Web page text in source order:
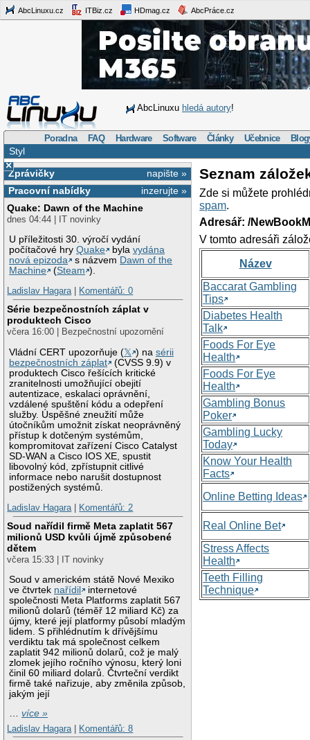
AbcLinuxu.cz ITBiz.cz HDmag.cz AbcPráce.cz
AbcLinuxu hledá autory!
Poradna FAQ Hardware Software Články Učebnice
Styl
×
napište »
Zprávičky
inzerujte »
Pracovní nabídky
Quake: Dawn of the Machine
dnes 04:44 | IT novinky
U příležitosti 30. výročí vydání
počítačové hryQuake bylavydána
nová epizoda
s názvem Dawn of the
Machine
(Steam ).
Ladislav Hagara| Komentářů: 0
Série bezpečnostních záplat v
produktech Cisco
včera 16:00 | Bezpečnostní upozornění
Vládní CERT upozorňuje (𝕏 ) nasérii
bezpečnostních záplat
(CVSS 9.9) v
produktech Cisco řešících kritické
zranitelnosti umožňující obejití
autentizace, eskalaci oprávnění,
vzdálené spuštění kódu a odepření
služby. Úspěšné zneužití může
útočníkům umožnit získat neoprávněný
přístup k dotčeným systémům,
kompromitovat zařízení Cisco Catalyst
SD-WAN a Cisco IOS XE, spustit
libovolný kód, zpřístupnit citlivé
informace nebo narušit dostupnost
postižených systémů.
Ladislav Hagara| Komentářů: 2
Soud nařídil firmě Meta zaplatit 567
milionů USD kvůli újmě způsobené
dětem
včera 15:33 | IT novinky
Soud v americkém státě Nové Mexiko
ve čtvrtek nařídil
internetové
společnosti Meta Platforms zaplatit 567
milionů dolarů (téměř 12 miliard Kč) za
újmy, které její platformy působí mladým
lidem. S přihlédnutím k dřívějšímu
verdiktu tak má společnost celkem
zaplatit 942 milionů dolarů, což je malý
zlomek jejího ročního výnosu, který loni
činil 60 miliard dolarů. Čtvrteční verdikt
firmě také nařizuje, aby změnila způsob,
jakým její
…více »
Ladislav Hagara
Komentářů: 8
Seznam
Zde si můžete
spam.
Adresář: /
V tomto adresáři
Název
Baccarat Gambling
Tips
Diabetes Health
Talk
Foods For Eye
Health
Foods For Eye
Health
Gambling Bonus
Poker
Gambling Lucky
Today
Know Your Health
Facts
Online Betting Ideas
Real Online Bet
Stress Affects
Health
Teeth Filling
Technique